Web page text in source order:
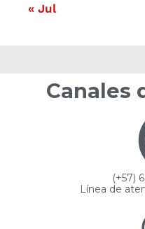
« Jul
Canales
(+57)
Línea de